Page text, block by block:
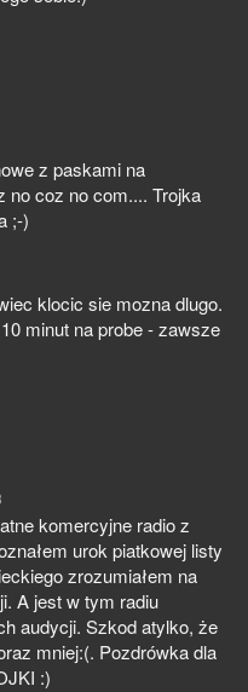
z paskami na
no coz no com.... Trojka
;-)
klocic sie mozna dlugo.
minut na probe - zawsze
komercyjne radio z
urok piatkowej listy
zrozumiałem na
A jest w tym radiu
audycji. Szkod atylko, że
mniej:(. Pozdrówka dla
:)